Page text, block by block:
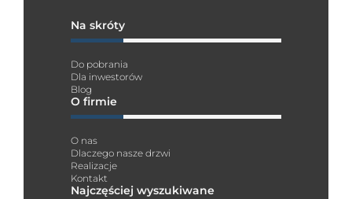
Na skróty
Do pobrania
Dla inwestorów
Blog
O firmie
O nas
Dlaczego nasze drzwi
Realizacje
Kontakt
Najczęściej wyszukiwane